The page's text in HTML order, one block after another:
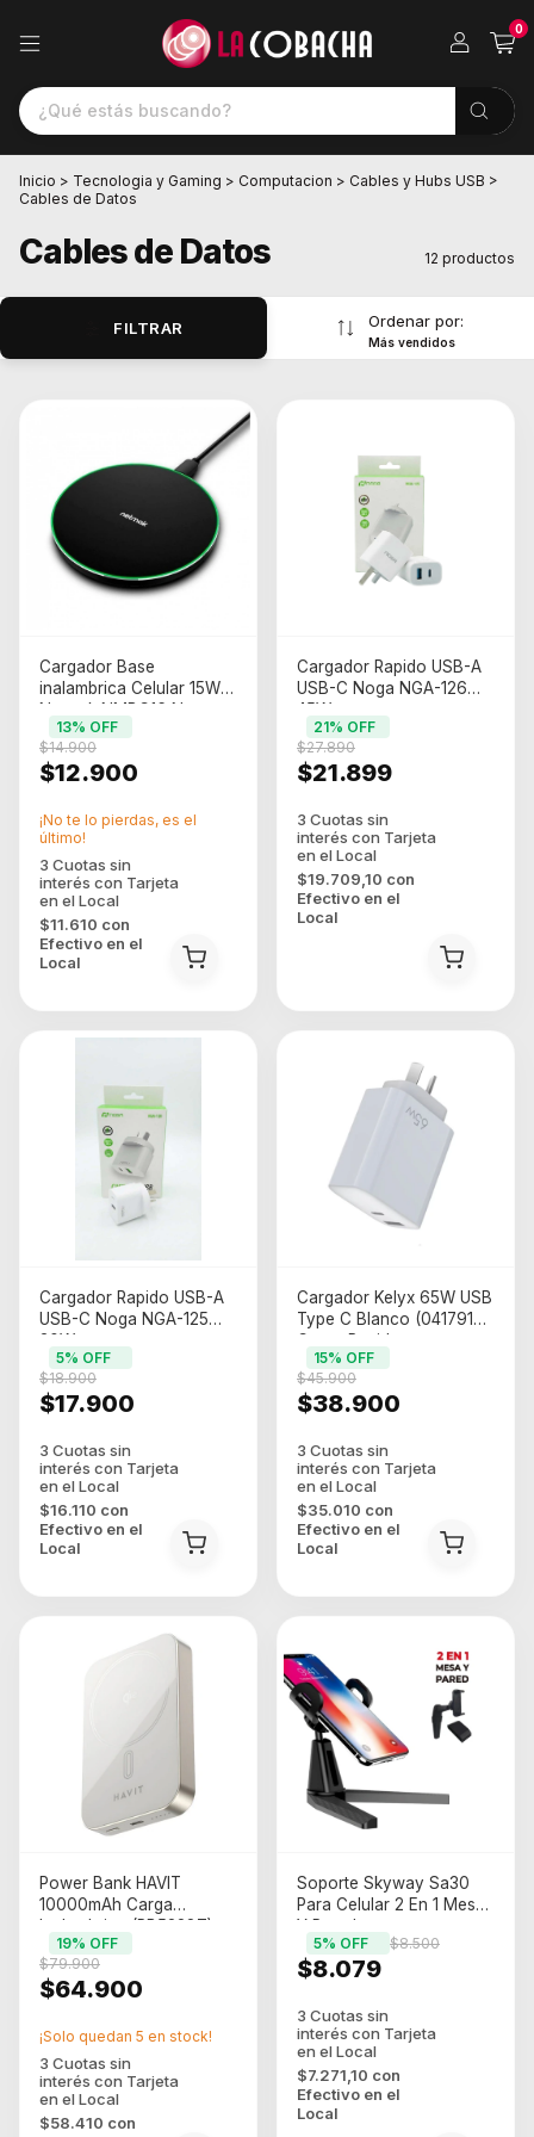
0
Inicio > Tecnologia y Gaming > Computacion > Cables y Hubs USB >
Cables de Datos
Cables de Datos 12 productos
FILTRAR Ordenar por:
Más vendidos
Cargador Base
inalambrica Celular 15W
Netmak NMBC16 Negro
(NM-BC16)
$12.900
$14.900
13% OFF
$11.610 con
Efectivo en el
Local
¡No te lo pierdas, es el
último!
Cargador Rapido USB-A
USB-C Noga NGA-126
45W
$21.899
$27.890
21% OFF
$19.709,10 con
Efectivo en el
Local
Cargador Rapido USB-A
USB-C Noga NGA-125
30W
$17.900
$18.900
5% OFF
$16.110 con
Efectivo en el
Local
Cargador Kelyx 65W USB
Type C Blanco (0417914)
Carga Rapida
$38.900
$45.900
15% OFF
$35.010 con
Efectivo en el
Local
Power Bank HAVIT
10000mAh Carga
Inalambrica (PB5228T)
$64.900
$79.900
19% OFF
$58.410 con
¡Solo quedan 5 en stock!
Soporte Skyway Sa30
Para Celular 2 En 1 Mesa
Y Pared
$8.079
$8.500
5% OFF
$7.271,10 con
Efectivo en el
Local